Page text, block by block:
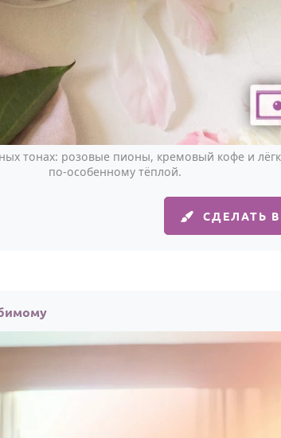
тонах: розовые пионы, кремовый кофе и
по-особенному тёплой.
СДЕЛАТЬ